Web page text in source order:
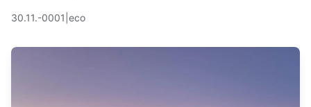
30.11.-0001 eco